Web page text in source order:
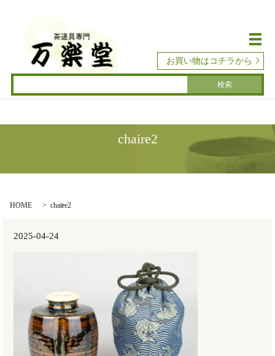
メ
お買い物はコチラから
chaire2
HOME chaire2
2025-04-24